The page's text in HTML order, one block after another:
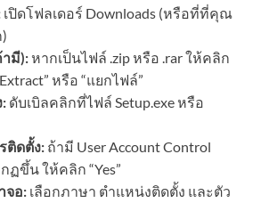
เปิดโฟลเดอร์ Downloads (หรือที่ที่คุณ
มี):หากเป็นไฟล์ .zip หรือ .rar ให้คลิก
หรือ “แยกไฟล์”
ดับเบิลคลิกที่ไฟล์ Setup.exe หรือ
ติดตั้ง: ถ้ามี User Account Control
ฏขึ้น ให้คลิก “Yes”
จอ: เลือกภาษา ตำแหน่งติดตั้ง และตัว